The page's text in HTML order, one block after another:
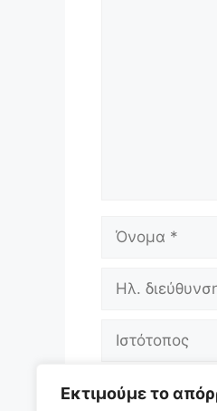
Εκτιμούμε το
διεύθυνση
Αποθήκευσε
επόμενη